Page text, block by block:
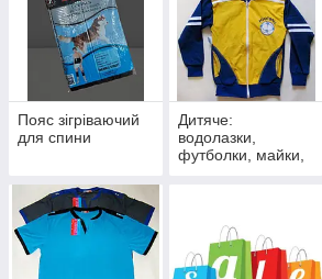
Пояс зігріваючий
для спини
Дитяче:
водолазки,
футболки, майки,